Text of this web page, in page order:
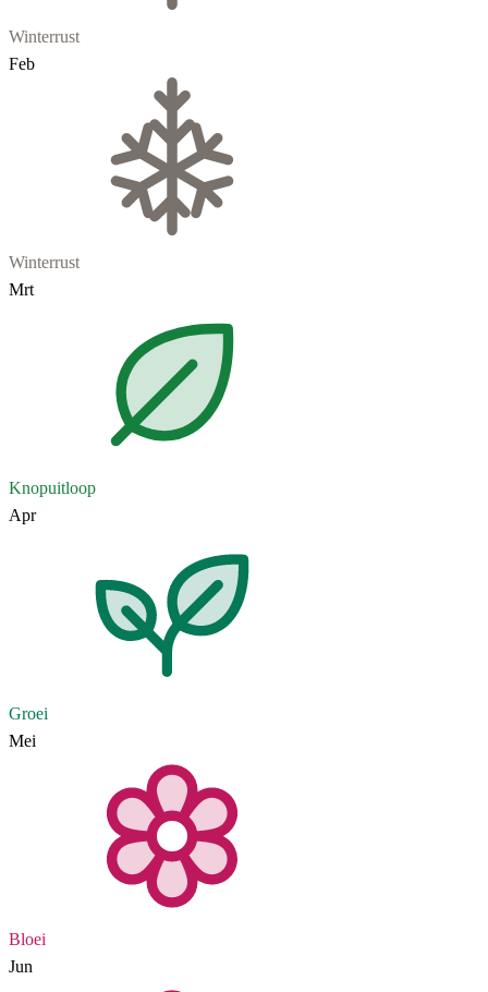
Winterrust
Feb
Winterrust
Mrt
Knopuitloop
Apr
Groei
Mei
Bloei
Jun